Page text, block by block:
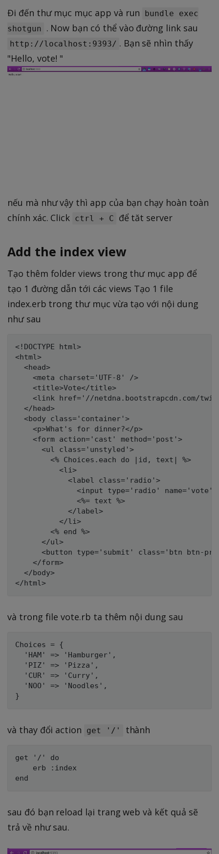
Đi đến thư mục mục app và run
bundle exec
shotgun
. Now bạn có thể vào đường link sau
http://localhost:9393/ . Bạn sẽ nhìn thấy
"Hello, vote! "
nếu mà như vậy thì app của bạn chạy hoàn toàn
chính xác. Click
ctrl + C để tăt server
Add the index view
Tạo thêm folder views trong thư mục app để
tạo 1 đường dẫn tới các views Tạo 1 file
index.erb trong thư mục vừa tạo với nội dung
như sau
<!DOCTYPE html>
<html>
  <head>
    <meta charset='UTF-8' />
    <title>Vote</title>
<link href='//netdna.bootstrapcdn.com/
  </head>
  <body class='container'>
    <p>What's for dinner?</p>
    <form action='cast' method='post'>
      <ul class='unstyled'>
        <% Choices.each do |id, text| %>
          <li>
            <label class='radio'>
<input type='radio' name='vote'
              <%= text %>
            </label>
          </li>
        <% end %>
      </ul>
<button type='submit' class='btn btn-
    </form>
  </body>
và trong file vote.rb ta thêm nội dung sau
Choices = {
  'HAM' => 'Hamburger',
  'PIZ' => 'Pizza',
  'CUR' => 'Curry',
  'NOO' => 'Noodles',
và thay đổi action get '/' thành
get '/' do
    erb :index
sau đó bạn reload lại trang web và kết quả sẽ
trả về như sau.